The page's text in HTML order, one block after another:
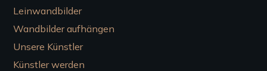
Leinwandbilder
Wandbilder aufhängen
Unsere Künstler
Künstler werden